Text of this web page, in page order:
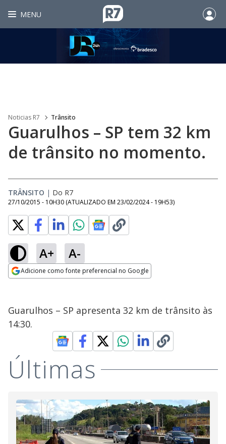
MENU
Noticias R7 Trânsito
Guarulhos – SP tem 32 km
de trânsito no momento.
TRÂNSITO | Do R7
27/10/2015 - 10H30 (ATUALIZADO EM 23/02/2024 - 19H53)
A+ A-
Adicione como fonte preferencial no Google
Guarulhos – SP apresenta 32 km de trânsito às
14:30.
Últimas